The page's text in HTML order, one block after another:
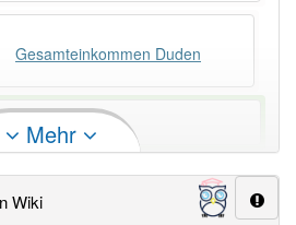
Gesamteinkommen Duden
Mehr
Wiki